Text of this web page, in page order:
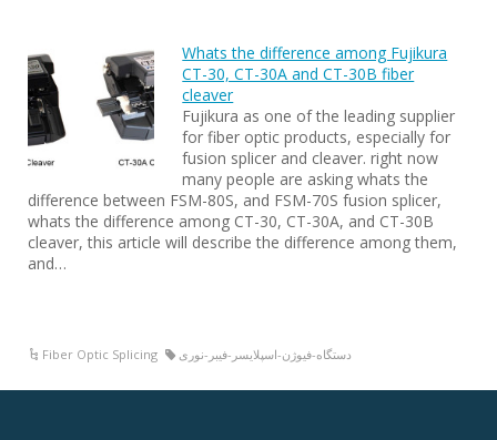
Whats the difference among Fujikura
CT-30, CT-30A and CT-30B fiber
cleaver
Fujikura as one of the leading supplier
for fiber optic products, especially for
fusion splicer and cleaver. right now
many people are asking whats the
difference between FSM-80S, and FSM-70S fusion splicer,
whats the difference among CT-30, CT-30A, and CT-30B
cleaver, this article will describe the difference among them,
and…
Fiber Optic Splicing دستگاه-فیوژن-اسپلایسر-فیبر-نوری